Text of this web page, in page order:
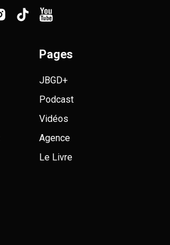
Pages
JBGD+
Podcast
Vidéos
Agence
Le Livre